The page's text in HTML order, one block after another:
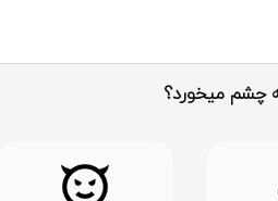
چشم میخورد؟